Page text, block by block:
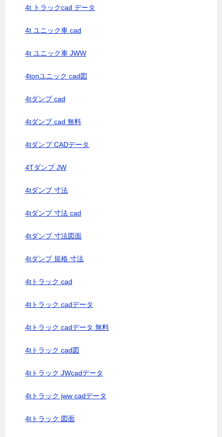
4t トラックcad データ
4t ユニック車 cad
4t ユニック車 JWW
4tonユニック cad図
4tダンプ cad
4tダンプ cad 無料
4tダンプ CADデータ
4Tダンプ JW
4tダンプ 寸法
4tダンプ 寸法 cad
4tダンプ 寸法図面
4tダンプ 規格 寸法
4tトラック cad
4tトラック cadデータ
4tトラック cadデータ 無料
4tトラック cad図
4tトラック JWcadデータ
4tトラック jww cadデータ
4tトラック 図面